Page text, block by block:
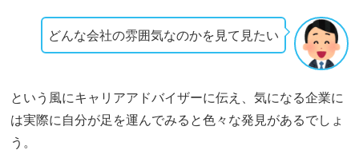
どんな会社の雰囲気なのかを見て見たい
という風にキャリアアドバイザーに伝え、気になる企業に
は実際に自分が足を運んでみると色々な発見があるでしょ
う。